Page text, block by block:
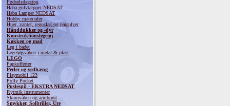
Fødselsdagstog
Haba gulvtæpper NEDSAT
Haba Lamper NEDSAT
Hobby materialer
Huer, vanter, regnslag og paraplyer
Hånddukker og -dyr
Konstruktionslegetøj
Køkken og mad
Leg i badet
Legetøjsvåben i metal & plast
LEGO
Papkufferter
Perler og vedhæng
Playmobil 123
Polly Pocket
Puslespil - EKSTRA NEDSAT
Rytmik instrumenter
Skumvåben og armbrøst
Smykker, Solbriller, Ure